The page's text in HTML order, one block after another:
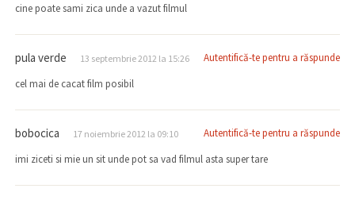
cine poate sami zica unde a vazut filmul
pula verde 13 septembrie 2012 la 15:26
Autentifică-te pentru a răspunde
cel mai de cacat film posibil
bobocica 17 noiembrie 2012 la 09:10
Autentifică-te pentru a răspunde
imi ziceti si mie un sit unde pot sa vad filmul asta super tare